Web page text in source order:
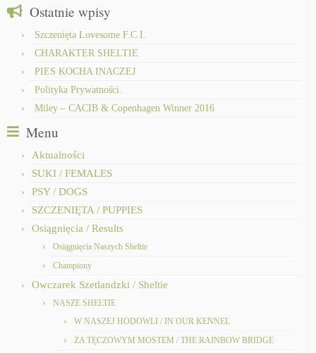
Ostatnie wpisy
Szczenięta Lovesome F.C.I.
CHARAKTER SHELTIE
PIES KOCHA INACZEJ
Polityka Prywatności.
Miley – CACIB & Copenhagen Winner 2016
Menu
Aktualności
SUKI / FEMALES
PSY / DOGS
SZCZENIĘTA / PUPPIES
Osiągnięcia / Results
Osiągnięcia Naszych Sheltie
Championy
Owczarek Szetlandzki / Sheltie
NASZE SHELTIE
W NASZEJ HODOWLI / IN OUR KENNEL
ZA TĘCZOWYM MOSTEM / THE RAINBOW BRIDGE